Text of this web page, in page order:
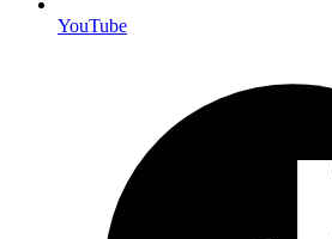
YouTube